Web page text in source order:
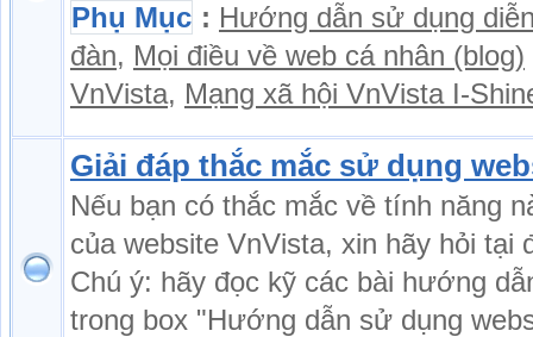
Phụ Mục : Hướng dẫn sử dụng
đàn, Mọi điều về web cá nhân (blog)
VnVista, Mạng xã hội VnVista I-
Giải đáp thắc mắc sử dụng
Nếu bạn có thắc mắc về tính năng
của website VnVista, xin hãy hỏi tại
Chú ý: hãy đọc kỹ các bài hướng
trong box "Hướng dẫn sử dụng